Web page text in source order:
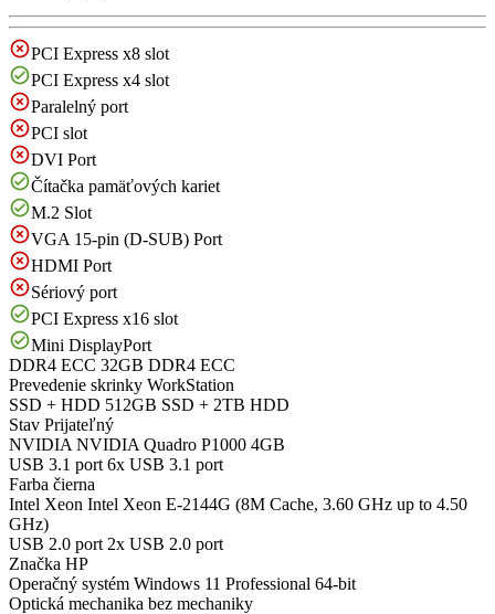
PCI Express x8 slot
PCI Express x4 slot
Paralelný port
PCI slot
DVI Port
Čítačka pamäťových kariet
M.2 Slot
VGA 15-pin (D-SUB) Port
HDMI Port
Sériový port
PCI Express x16 slot
Mini DisplayPort
DDR4 ECC 32GB DDR4 ECC
Prevedenie skrinky WorkStation
SSD + HDD 512GB SSD + 2TB HDD
Stav Prijateľný
NVIDIA NVIDIA Quadro P1000 4GB
USB 3.1 port 6x USB 3.1 port
Farba čierna
Intel Xeon Intel Xeon E-2144G (8M Cache, 3.60 GHz up to 4.50
GHz)
USB 2.0 port 2x USB 2.0 port
Značka HP
Operačný systém Windows 11 Professional 64-bit
Optická mechanika bez mechaniky